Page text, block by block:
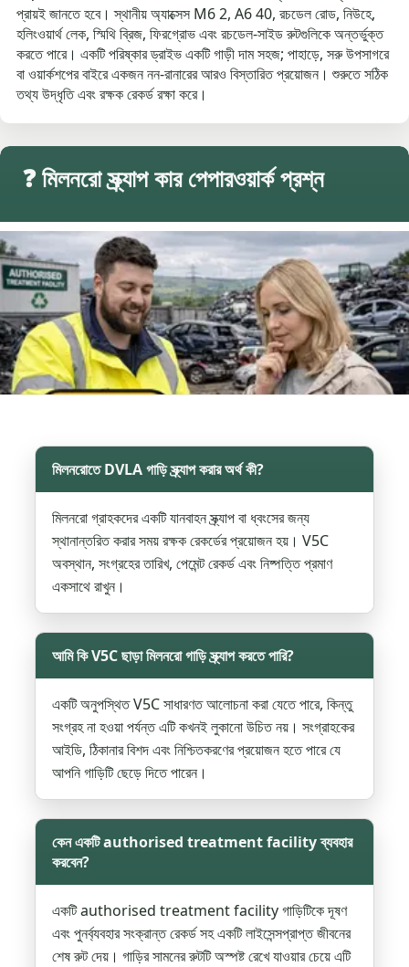
প্রায়ই জানতে হবে। স্থানীয় অ্যাক্সেস M6 2, A6 40, রচডেল রোড, নিউহে,
হলিংওয়ার্থ লেক, স্মিথি ব্রিজ, ফিরগ্রোভ এবং রচডেল-সাইড রুটগুলিকে অন্তর্ভুক্ত
করতে পারে। একটি পরিষ্কার ড্রাইভ একটি গাড়ী দাম সহজ; পাহাড়ে, সরু উপসাগরে
বা ওয়ার্কশপের বাইরে একজন নন-রানারের আরও বিস্তারিত প্রয়োজন। শুরুতে সঠিক
তথ্য উদ্ধৃতি এবং রক্ষক রেকর্ড রক্ষা করে।
❓ মিলনরো স্ক্র্যাপ কার পেপারওয়ার্ক প্রশ্ন
মিলনরোতে DVLA গাড়ি স্ক্র্যাপ করার অর্থ কী?
মিলনরো গ্রাহকদের একটি যানবাহন স্ক্র্যাপ বা ধ্বংসের জন্য
স্থানান্তরিত করার সময় রক্ষক রেকর্ডের প্রয়োজন হয়। V5C
অবস্থান, সংগ্রহের তারিখ, পেমেন্ট রেকর্ড এবং নিষ্পত্তি প্রমাণ
একসাথে রাখুন।
আমি কি V5C ছাড়া মিলনরো গাড়ি স্ক্র্যাপ করতে পারি?
একটি অনুপস্থিত V5C সাধারণত আলোচনা করা যেতে পারে, কিন্তু
সংগ্রহ না হওয়া পর্যন্ত এটি কখনই লুকানো উচিত নয়। সংগ্রাহকের
আইডি, ঠিকানার বিশদ এবং নিশ্চিতকরণের প্রয়োজন হতে পারে যে
আপনি গাড়িটি ছেড়ে দিতে পারেন।
কেন একটি authorised treatment facility ব্যবহার
করবেন?
একটি authorised treatment facility গাড়িটিকে দূষণ
এবং পুনর্ব্যবহার সংক্রান্ত রেকর্ড সহ একটি লাইসেন্সপ্রাপ্ত জীবনের
শেষ রুট দেয়। গাড়ির সামনের রুটটি অস্পষ্ট রেখে যাওয়ার চেয়ে এটি